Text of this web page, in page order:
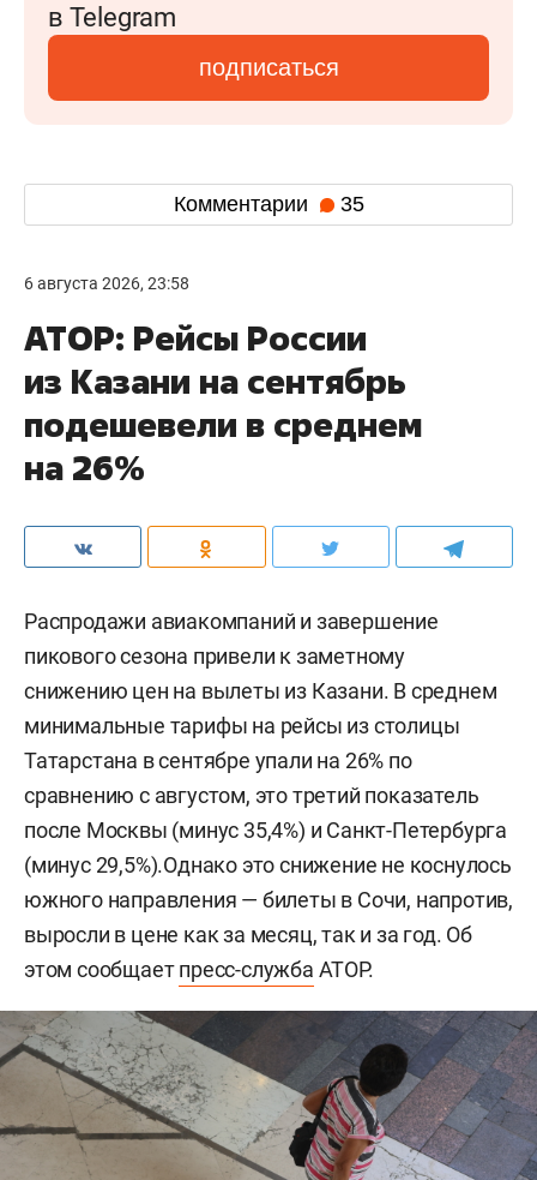
в Telegram
подписаться
Комментарии 35
6 августа 2026, 23:58
АТОР: Рейсы России
из Казани на сентябрь
подешевели в среднем
на 26%
Распродажи авиакомпаний и завершение
пикового сезона привели к заметному
снижению цен на вылеты из Казани. В среднем
минимальные тарифы на рейсы из столицы
Татарстана в сентябре упали на 26% по
сравнению с августом, это третий показатель
после Москвы (минус 35,4%) и Санкт-Петербурга
(минус 29,5%).Однако это снижение не коснулось
южного направления — билеты в Сочи, напротив,
выросли в цене как за месяц, так и за год. Об
этом сообщаетпресс-служба АТОР.